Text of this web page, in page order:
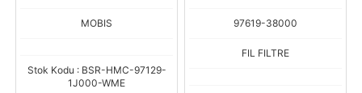
MOBIS
Stok Kodu : BSR-HMC-97129-
1J000-WME
07 2.5
97619-38000
FIL FILTRE